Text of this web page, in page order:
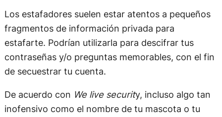
Los estafadores suelen estar atentos a pequeños
fragmentos de información privada para
estafarte. Podrían utilizarla para descifrar tus
contraseñas y/o preguntas memorables, con el fin
de secuestrar tu cuenta.
De acuerdo con We live security, incluso algo tan
inofensivo como el nombre de tu mascota o tu